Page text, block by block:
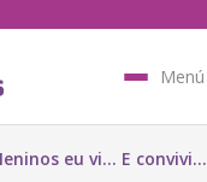
Menú
eu vi... E convivi...